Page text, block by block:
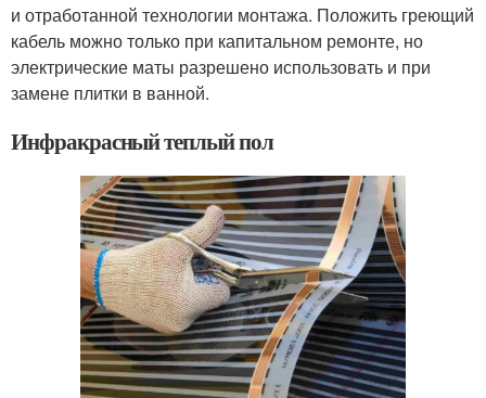
и отработанной технологии монтажа. Положить греющий
кабель можно только при капитальном ремонте, но
электрические маты разрешено использовать и при
замене плитки в ванной.
Инфракрасный теплый пол